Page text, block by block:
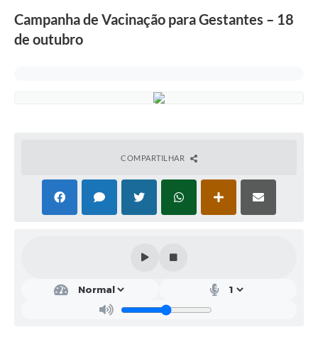
Ouvidoria
PSS Unificado 2025
INOVA_SÃO MATEUS DO SUL
Campanha de Vacinação para Gestantes – 18
de outubro
COMPARTILHAR